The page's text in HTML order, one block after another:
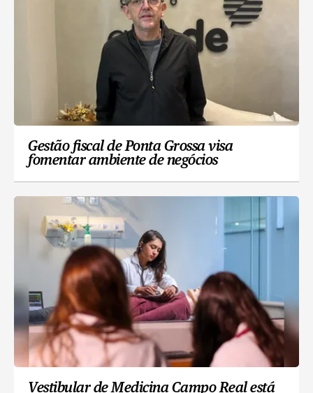
Gestão fiscal de Ponta Grossa visa
fomentar ambiente de negócios
Vestibular de Medicina Campo Real está